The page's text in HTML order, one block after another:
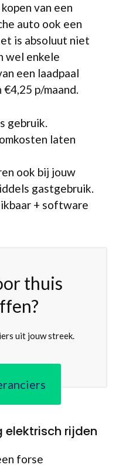
van een
auto ook een
is absoluut niet
wel enkele
een laadpaal
€4,25 p/maand.
gebruik.
laten
ook bij jouw
gastgebruik.
+ software
thuis
uit jouw streek.
elektrisch rijden
forse